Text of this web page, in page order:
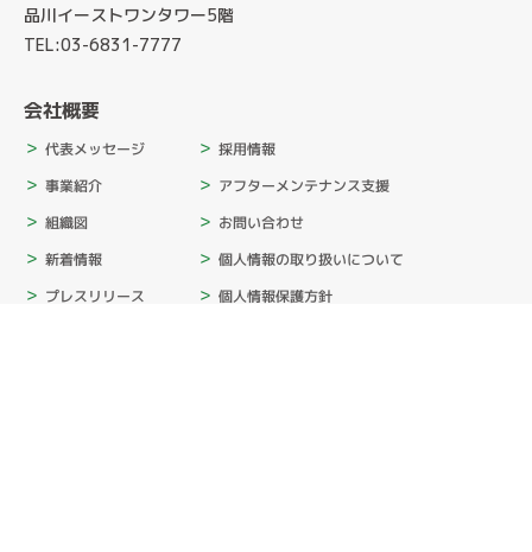
品川イーストワンタワー5階
TEL:03-6831-7777
会社概要
代表メッセージ
事業紹介
組織図
新着情報
プレスリリース
採用情報
アフターメンテナンス支援
お問い合わせ
個人情報の取り扱いについて
個人情報保護方針